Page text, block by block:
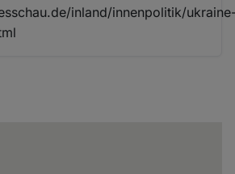
inland/innenpolitik/